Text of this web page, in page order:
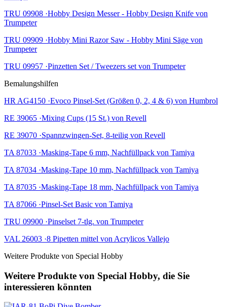
TRU 09908 ·Hobby Design Messer - Hobby Design Knife von
Trumpeter
TRU 09909 ·Hobby Mini Razor Saw - Hobby Mini Säge von
Trumpeter
TRU 09957 ·Pinzetten Set / Tweezers set von Trumpeter
Bemalungshilfen
HR AG4150 ·Evoco Pinsel-Set (Größen 0, 2, 4 & 6) von Humbrol
RE 39065 ·Mixing Cups (15 St.) von Revell
RE 39070 ·Spannzwingen-Set, 8-teilig von Revell
TA 87033 ·Masking-Tape 6 mm, Nachfüllpack von Tamiya
TA 87034 ·Masking-Tape 10 mm, Nachfüllpack von Tamiya
TA 87035 ·Masking-Tape 18 mm, Nachfüllpack von Tamiya
TA 87066 ·Pinsel-Set Basic von Tamiya
TRU 09900 ·Pinselset 7-tlg. von Trumpeter
VAL 26003 ·8 Pipetten mittel von Acrylicos Vallejo
Weitere Produkte von Special Hobby
Weitere Produkte von Special Hobby, die Sie
interessieren könnten